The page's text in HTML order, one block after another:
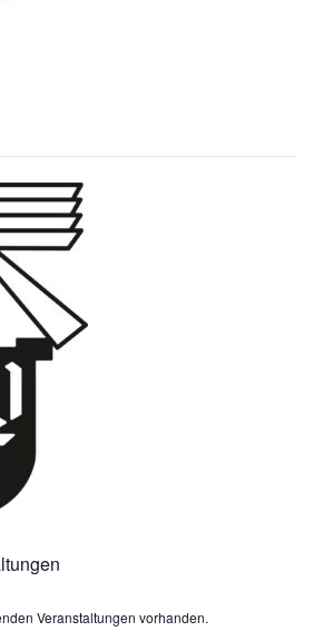
Veranstaltungen vorhanden.